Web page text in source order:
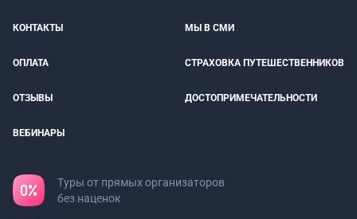
КОНТАКТЫ МЫ В СМИ
ОПЛАТА СТРАХОВКА ПУТЕШЕСТВЕННИКОВ
ОТЗЫВЫ ДОСТОПРИМЕЧАТЕЛЬНОСТИ
ВЕБИНАРЫ
Туры от прямых организаторов
без наценок